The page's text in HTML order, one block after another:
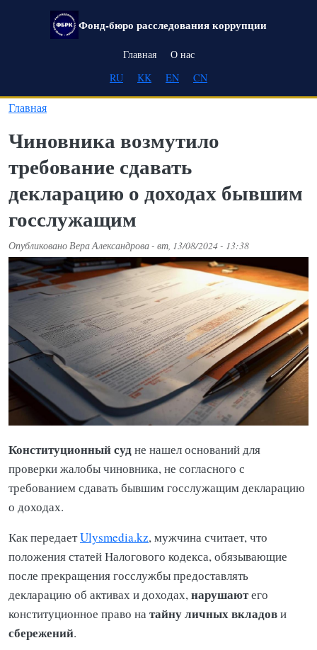
Перейти к основному содержанию
Фонд-бюро расследования коррупции
Main navigation
Главная
О нас
RU
KK EN CN
Главная
Чиновника возмутило
требование сдавать
декларацию о доходах бывшим
госслужащим
ОпубликованоВера Александрова- вт, 13/08/2024 - 13:38
Конституционный судне нашел оснований для
проверки жалобы чиновника, не согласного с
требованием сдавать бывшим госслужащим декларацию
о доходах.
Как передаетUlysmedia.kz, мужчина считает, что
положения статей Налогового кодекса, обязывающие
после прекращения госслужбы предоставлять
декларацию об активах и доходах,нарушаютего
конституционное право натайнуличныхвкладови
сбережений.